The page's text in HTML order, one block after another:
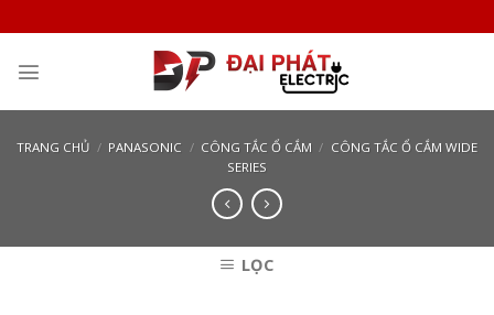
to
content
TRANG CHỦ / PANASONIC / CÔNG TẮC Ổ CẮM / CÔNG TẮC Ổ CẮM WIDE
SERIES
LỌC